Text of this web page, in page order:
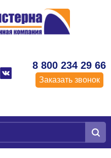
8 800 234 29 66
Заказать звонок